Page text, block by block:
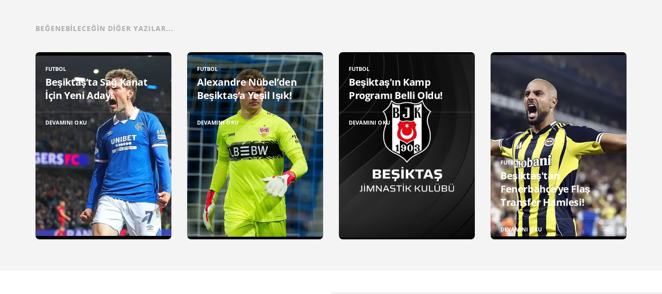
BEĞENEBILECEĞIN DIĞER YAZILAR...
FUTBOL
Beşiktaş’ta Sağ Kanat
İçin Yeni Aday!
DEVAMINI OKU
FUTBOL
Alexandre Nübel’den
Beşiktaş’a Yeşil Işık!
DEVAMINI OKU
FUTBOL
Beşiktaş'ın Kamp
Programı Belli Oldu!
DEVAMINI OKU
FUTBOL
Beşiktaş'tan
Fenerbahçe’ye Flaş
Transfer Hamlesi!
DEVAMINI OKU